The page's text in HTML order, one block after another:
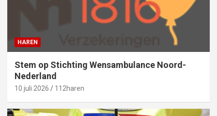
HAREN
Stem op Stichting Wensambulance Noord-
Nederland
10 juli 2026 112haren